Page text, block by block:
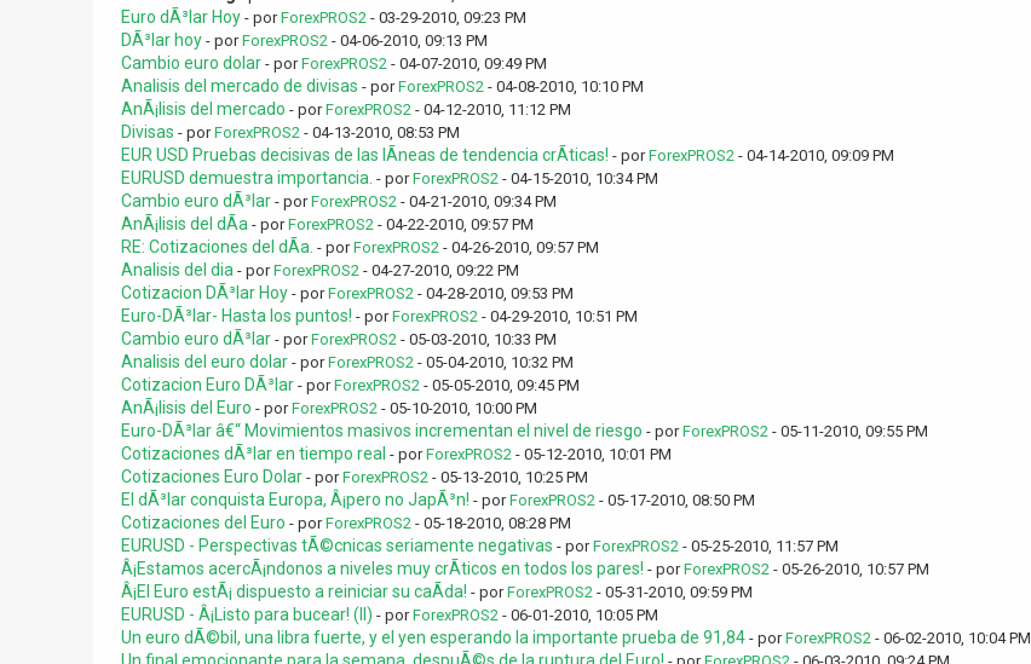
Euro dÃ³lar Hoy - porForexPROS2- 03-29-2010, 09:23 PM
DÃ³lar hoy - porForexPROS2- 04-06-2010, 09:13 PM
Cambio euro dolar - porForexPROS2- 04-07-2010, 09:49 PM
Analisis del mercado de divisas - porForexPROS2- 04-08-2010, 10:10 PM
AnÃ¡lisis del mercado - porForexPROS2- 04-12-2010, 11:12 PM
Divisas - porForexPROS2- 04-13-2010, 08:53 PM
EUR USD Pruebas decisivas de las lÃ­neas de tendencia crÃ­ticas! - porForexPROS2- 04-14-2010, 09:09 PM
EURUSD demuestra importancia. - porForexPROS2- 04-15-2010, 10:34 PM
Cambio euro dÃ³lar - porForexPROS2- 04-21-2010, 09:34 PM
AnÃ¡lisis del dÃ­a - porForexPROS2- 04-22-2010, 09:57 PM
RE: Cotizaciones del dÃ­a. - porForexPROS2- 04-26-2010, 09:57 PM
Analisis del dia - porForexPROS2- 04-27-2010, 09:22 PM
Cotizacion DÃ³lar Hoy - porForexPROS2- 04-28-2010, 09:53 PM
Euro-DÃ³lar- Hasta los puntos! - porForexPROS2- 04-29-2010, 10:51 PM
Cambio euro dÃ³lar - porForexPROS2- 05-03-2010, 10:33 PM
Analisis del euro dolar - porForexPROS2- 05-04-2010, 10:32 PM
Cotizacion Euro DÃ³lar - porForexPROS2- 05-05-2010, 09:45 PM
AnÃ¡lisis del Euro - porForexPROS2- 05-10-2010, 10:00 PM
Euro-DÃ³lar â€“ Movimientos masivos incrementan el nivel de riesgo - porForexPROS2- 05-11-2010, 09:55 PM
Cotizaciones dÃ³lar en tiempo real - porForexPROS2- 05-12-2010, 10:01 PM
Cotizaciones Euro Dolar - porForexPROS2- 05-13-2010, 10:25 PM
El dÃ³lar conquista Europa, Â¡pero no JapÃ³n! - porForexPROS2- 05-17-2010, 08:50 PM
Cotizaciones del Euro - porForexPROS2- 05-18-2010, 08:28 PM
EURUSD - Perspectivas tÃ©cnicas seriamente negativas - porForexPROS2- 05-25-2010, 11:57 PM
Â¡Estamos acercÃ¡ndonos a niveles muy crÃ­ticos en todos los pares! - porForexPROS2- 05-26-2010, 10:57 PM
Â¡El Euro estÃ¡ dispuesto a reiniciar su caÃ­da! - porForexPROS2- 05-31-2010, 09:59 PM
EURUSD - Â¡Listo para bucear! (II) - porForexPROS2- 06-01-2010, 10:05 PM
Un euro dÃ©bil, una libra fuerte, y el yen esperando la importante prueba de 91,84 - porForexPROS2- 06-02-2010, 10:04 PM